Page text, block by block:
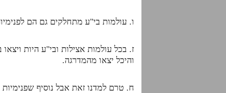
ו. עולמות בי"ע מתחלקים גם הם
ז. בכל עולמות אצילות ובי"ע היות
והיכל יצאו מהמדרגה.
ח. טרם למדנו זאת אבל נוסיף